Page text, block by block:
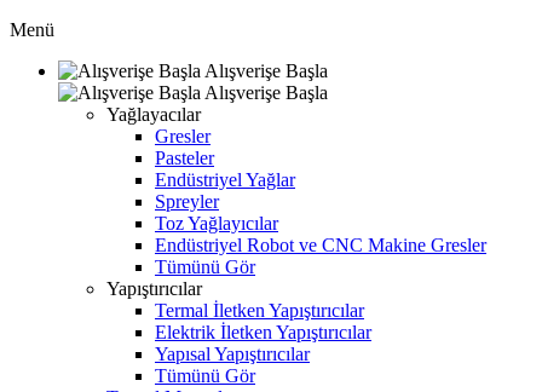
Menü
Alışverişe Başla
Alışverişe Başla
Yağlayacılar
Gresler
Pasteler
Endüstriyel Yağlar
Spreyler
Toz Yağlayıcılar
Endüstriyel Robot ve CNC Makine Gresler
Tümünü Gör
Yapıştırıcılar
Termal İletken Yapıştırıcılar
Elektrik İletken Yapıştırıcılar
Yapısal Yapıştırıcılar
Tümünü Gör